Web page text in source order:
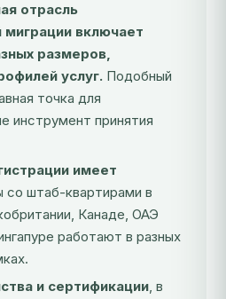
отрасль
миграции включает
размеров,
услуг. Подобный
точка для
инструмент принятия
имеет
штаб-квартирами в
Канаде, ОАЭ
работают в разных
и сертификации, в